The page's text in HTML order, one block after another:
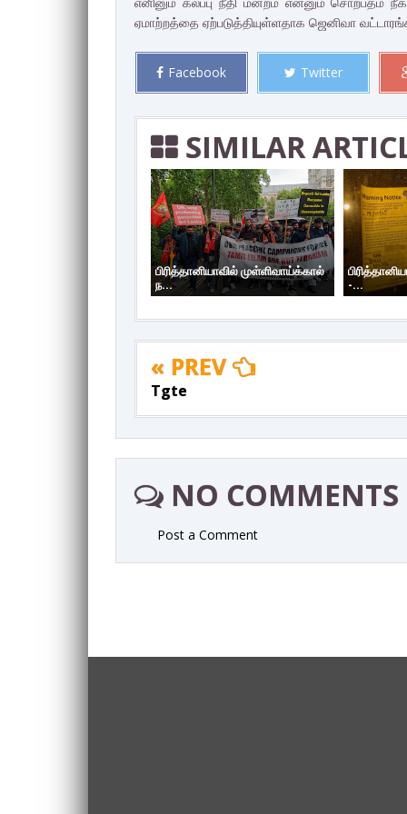
ஏமாற்றத்தை ஏற்படுத்தியுள்ளதாக ஜெனிவா
Facebook Twitter
SIMILAR
பிரித்தானியாவில் முள்ளிவாய்க்கால்
ந...
-...
« PREV
Tgte
NO COMMENTS
Post a Comment